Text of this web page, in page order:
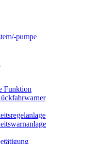
pumpe
Funktion